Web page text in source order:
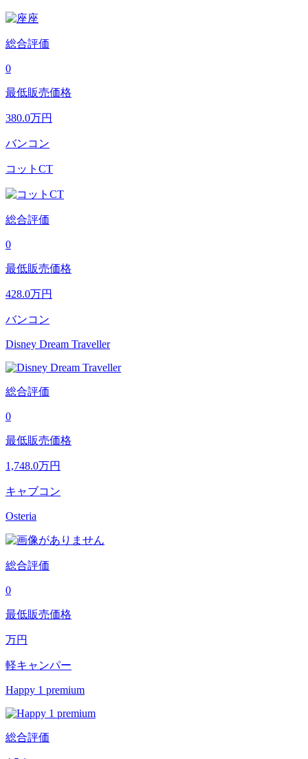
総合評価
0
最低販売価格
380.0万円
バンコン
コットCT
総合評価
0
最低販売価格
428.0万円
バンコン
Disney Dream Traveller
総合評価
0
最低販売価格
1,748.0万円
キャブコン
Osteria
総合評価
0
最低販売価格
万円
軽キャンパー
Happy 1 premium
総合評価